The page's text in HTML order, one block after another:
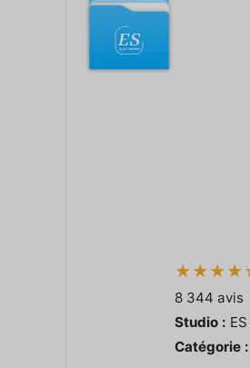
8 344 avis
Studio :
Catégorie :